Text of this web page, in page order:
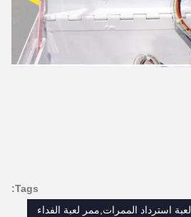
Tags:
لعبة استرداد الممرات,ممر لعبة الفداء